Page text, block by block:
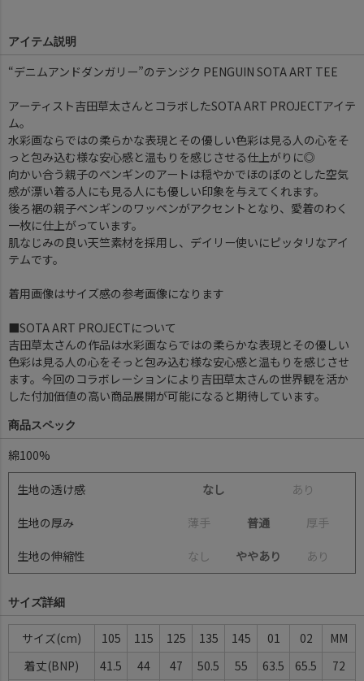
アイテム説明
“デニムアンドダンガリー”のテンジク PENGUIN SOTA ART TEE
アーティスト吉田草太さんとコラボしたSOTA ART PROJECTアイテ
ム。
水彩画ならではの柔らかな表現とその優しい色彩は見る人の心をそ
っと包み込む様な安心感と温もりを感じさせる仕上がりに◎
向かい合う親子のペンギンのアートは穏やかでほのぼのとした空気
感が漂い着る人にも見る人にも優しい印象を与えてくれます。
後ろ裾の親子ペンギンのワッペンがアクセントとなり、愛着のわく
一枚に仕上がっています。
肌なじみの良い天竺素材を採用し、デイリー使いにピッタリなアイ
テムです。
着用画像はサイズ感の参考画像になります
■SOTA ART PROJECTについて
吉田草太さんの作品は水彩画ならではの柔らかな表現とその優しい
色彩は見る人の心をそっと包み込む様な安心感と温もりを感じさせ
ます。今回のコラボレーションにより吉田草太さんの世界観を活か
した付加価値の高い商品展開が可能になると期待しています。
商品スペック
綿100%
生地の透け感 なし あ り
生地の厚み 薄手 普通 厚手
生地の伸縮性 な し ややあり あ り
サイズ詳細
サイズ 105 115 125 135 145 01 02
MM
着丈(BNP)
41.5 44 47 50.5 55 63.5 65.5 72